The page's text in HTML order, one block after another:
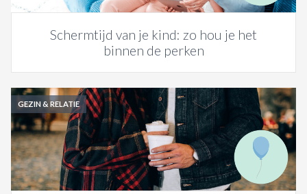
Schermtijd van je kind: zo hou je het
binnen de perken
GEZIN & RELATIE